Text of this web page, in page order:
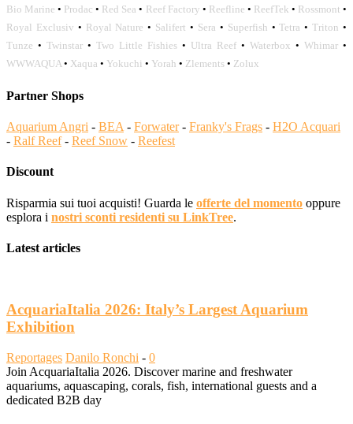
Bio Marine • Prodac • Red Sea • Reef Factory • Reefline • ReefTek • Rossmont •
Royal Exclusiv • Royal Nature • Salifert • Sera • Superfish •Tetra •Triton •
Tunze • Twinstar • Two Little Fishies • Ultra Reef • Waterbox • Whimar •
WWWAQUA • Xaqua • Yokuchi • Yorah • Zlements • Zolux
Partner Shops
Aquarium Angri - BEA - Forwater- Franky's Frags - H2O Acquari
- Ralf Reef- Reef Snow - Reefest
Discount
Risparmia sui tuoi acquisti! Guarda le offerte del momento oppure
esplora i nostri sconti residenti su LinkTree.
Latest articles
AcquariaItalia 2026: Italy’s Largest Aquarium
Exhibition
Reportages Danilo Ronchi - 0
Join AcquariaItalia 2026. Discover marine and freshwater
aquariums, aquascaping, corals, fish, international guests and a
dedicated B2B day